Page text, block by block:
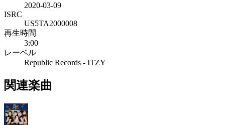
2020-03-09
ISRC
US5TA2000008
再生時間
3:00
レーベル
Republic Records - ITZY
関連楽曲